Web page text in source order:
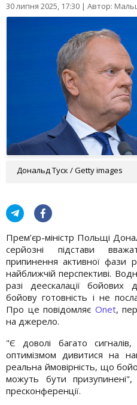
30 липня 2025, 17:30 | Автор:
Дональд Туск / Getty images
Прем’єр-міністр Польщі
серйозні підстави
припинення активної фази
найближчій перспективі.
разі деескалації
бойову готовність і не
Про це повідомляє Onet,
на джерело.
"Є доволі багато
оптимізмом дивитися на
реальна ймовірність, що
можуть бути
пресконференції.